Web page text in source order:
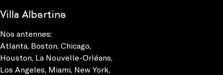
Villa Albertine
Nos antennes:
Atlanta, Boston, Chicago,
Houston, La Nouvelle-Orléans,
Los Angeles, Miami, New York,